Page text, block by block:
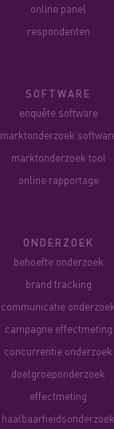
online panel
respondenten
SOFTWARE
enquête software
marktonderzoek
marktonderzoek tool
online rapportage
ONDERZOEK
behoefte onderzoek
brand tracking
communicatie onderzoek
campagne effectmeting
concurrentie onderzoek
doelgroeponderzoek
effectmeting
haalbaarheidsonderzoek